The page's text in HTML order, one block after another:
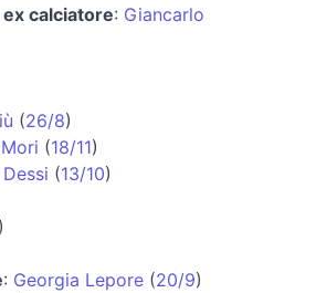
calciatore: Giancarlo
(26/8)
(18/11)
(13/10)
)
: Georgia Lepore (20/9)